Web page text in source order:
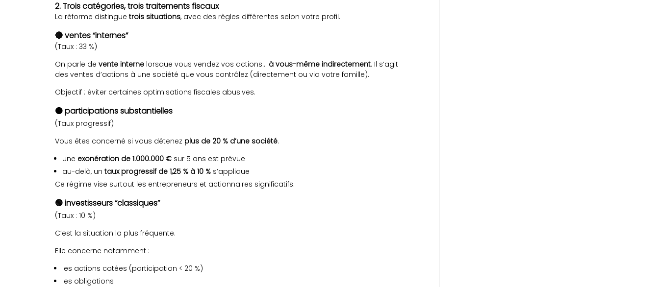
2. Trois catégories, trois traitements fiscaux
La réforme distingue trois situations, avec des règles différentes selon votre profil.
🔴 ventes “internes”
(Taux : 33 %)
On parle de vente interne lorsque vous vendez vos actions… à vous-même indirectement. Il s’agit
des ventes d’actions à une société que vous contrôlez (directement ou via votre famille).
Objectif : éviter certaines optimisations fiscales abusives.
🟠 participations substantielles
(Taux progressif)
Vous êtes concerné si vous détenez plus de 20 % d’une société.
une exonération de 1.000.000 € sur 5 ans est prévue
au-delà, un taux progressif de 1,25 % à 10 % s’applique
Ce régime vise surtout les entrepreneurs et actionnaires significatifs.
🟢 investisseurs “classiques”
(Taux : 10 %)
C’est la situation la plus fréquente.
Elle concerne notamment :
les actions cotées (participation < 20 %)
les obligations